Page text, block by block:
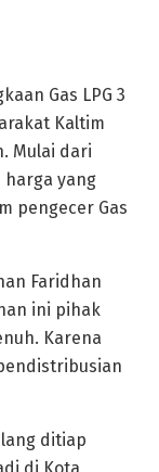
Gas LPG 3
Kaltim
Mulai dari
harga yang
pengecer Gas
Faridhan
ini pihak
Karena
ditiap